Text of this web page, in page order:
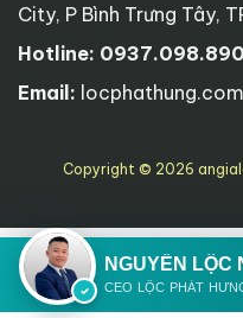
City, P Bình Trưng Tây,
Hotline: 0937.098.890
Email:
Copyright © 2026
NGUYỄN LỘC
CEO LỘC PHÁT